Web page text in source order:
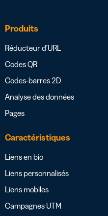
Produits
Réducteur d’URL
Codes QR
Codes-barres 2D
Analyse des données
Pages
Caractéristiques
Liens en bio
Liens personnalisés
Liens mobiles
Campagnes UTM